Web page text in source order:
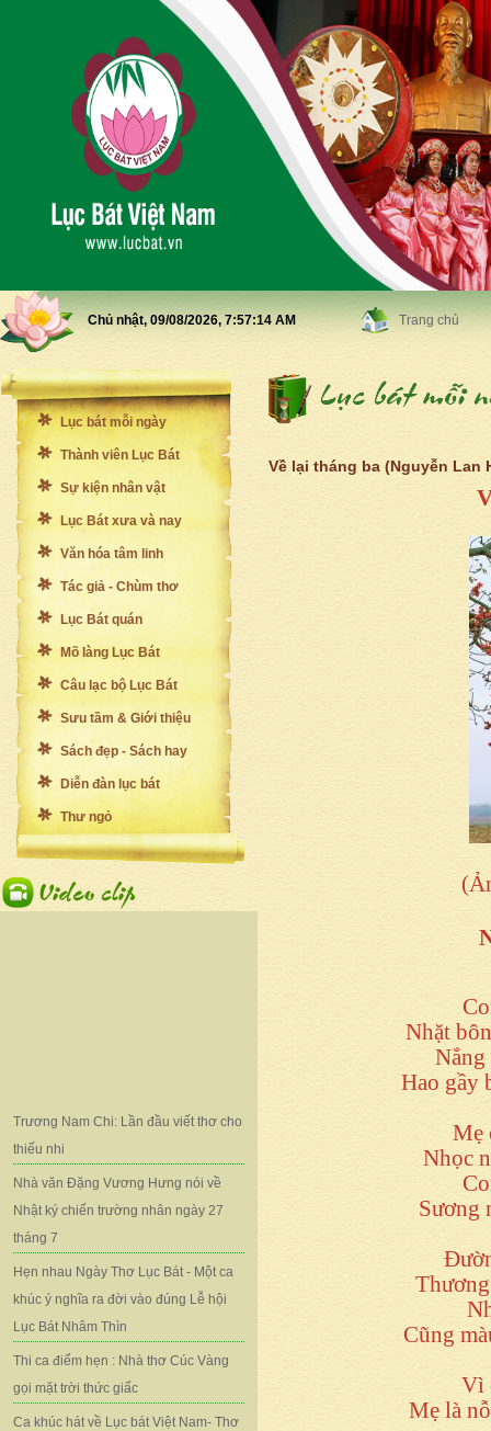
Chủ nhật, 09/08/2026, 7:57:16 AM Trang chủ
Lục bát mỗi ngày
Thành viên Lục Bát
Sự kiện nhân vật
Lục Bát xưa và nay
Văn hóa tâm linh
Tác giả - Chùm thơ
Lục Bát quán
Mõ làng Lục Bát
Câu lạc bộ Lục Bát
Sưu tầm & Giới thiệu
Sách đẹp - Sách hay
Diễn đàn lục bát
Thư ngỏ
Trương Nam Chi: Lần đầu viết thơ cho
thiếu nhi
Nhà văn Đặng Vương Hưng nói về
Nhật ký chiến trường nhân ngày 27
tháng 7
Hẹn nhau Ngày Thơ Lục Bát - Một ca
khúc ý nghĩa ra đời vào đúng Lễ hội
Lục Bát Nhâm Thìn
Thi ca điểm hẹn : Nhà thơ Cúc Vàng
gọi mặt trời thức giấc
Ca khúc hát về Lục bát Việt Nam- Thơ
Về lại tháng ba (Nguyễn Lan
Nhặt
Nắng
Hao gầy
Mẹ
Nhọc
Sương
Cũng
Vì
Mẹ là